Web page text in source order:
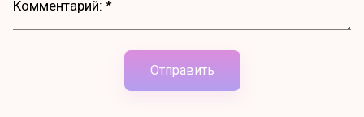
Отправить